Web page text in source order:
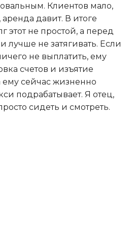
Клиентов мало,
давит. В итоге
этот не простой, а перед
не затягивать. Если
не выплатить, ему
счетов и изъятие
сейчас жизненно
подрабатывает. Я отец,
сидеть и смотреть.